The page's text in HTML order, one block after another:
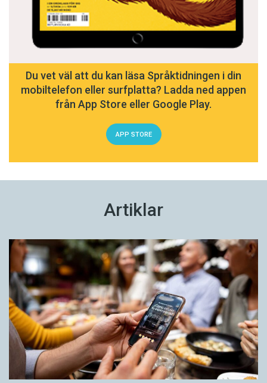
Du vet väl att du kan läsa Språktidningen i din
mobiltelefon eller surfplatta? Ladda ned appen
från App Store eller Google Play.
APP STORE
Artiklar